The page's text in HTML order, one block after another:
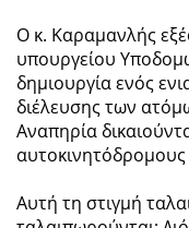
Ο κ. Καραμανλής
υπουργείου
δημιουργία ενός
διέλευσης των
Αναπηρία
Αυτή τη στιγμή